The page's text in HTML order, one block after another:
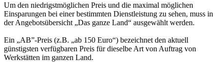
Um den niedrigstmöglichen Preis und die maximal möglichen
Einsparungen bei einer bestimmten Dienstleistung zu sehen, muss in
der Angebotsübersicht „Das ganze Land“ ausgewählt werden.
Ein „AB”-Preis (z.B. „ab 150 Euro“) bezeichnet den aktuell
günstigsten verfügbaren Preis für dieselbe Art von Auftrag von
Werkstätten im ganzen Land.